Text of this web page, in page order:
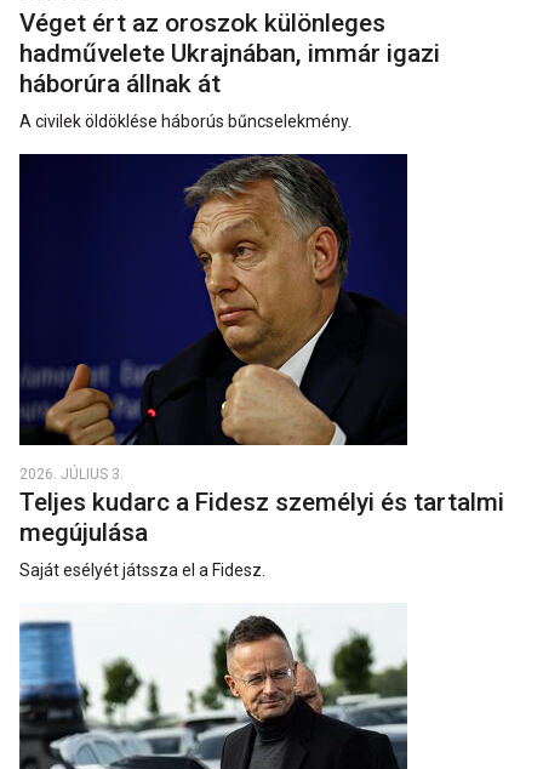
Véget ért az oroszok különleges
hadművelete Ukrajnában, immár igazi
háborúra állnak át
A civilek öldöklése háborús bűncselekmény.
2026. JÚLIUS 3.
Teljes kudarc a Fidesz személyi és tartalmi
megújulása
Saját esélyét játssza el a Fidesz.